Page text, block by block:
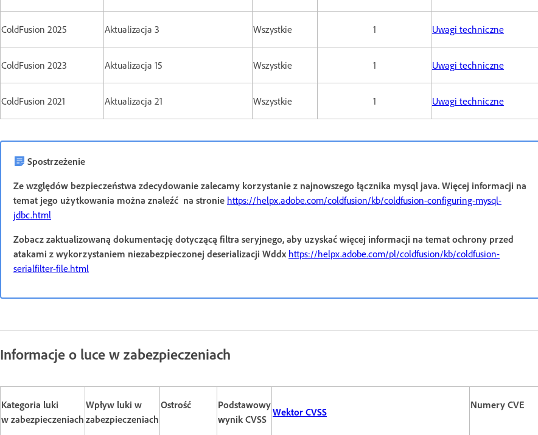
ColdFusion 2025 Aktualizacja 3 Wszystkie 1 Uwagi techniczne
ColdFusion 2023 Aktualizacja 15 Wszystkie 1 Uwagi techniczne
ColdFusion 2021 Aktualizacja 21 Wszystkie 1 Uwagi techniczne
Spostrzeżenie
Ze względów bezpieczeństwa zdecydowanie zalecamy korzystanie z najnowszego łącznika mysql java. Więcej informacji na
temat jego użytkowania można znaleźć na stronie https://helpx.adobe.com/coldfusion/kb/coldfusion-configuring-mysql-
jdbc.html
Zobacz zaktualizowaną dokumentację dotyczącą filtra seryjnego, aby uzyskać więcej informacji na temat ochrony przed
atakami z wykorzystaniem niezabezpieczonej deserializacji Wddx https://helpx.adobe.com/pl/coldfusion/kb/coldfusion-
serialfilter-file.html
Informacje o luce w zabezpieczeniach
Kategoria luki
w zabezpieczeniach
Wpływ luki w
zabezpieczeniach
Ostrość
Podstawowy
wynik CVSS
Wektor CVSS
Numery CVE